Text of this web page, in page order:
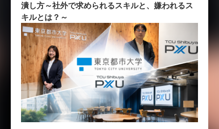
潰し方～社外で求められるスキルと、嫌われるス
キルとは？～